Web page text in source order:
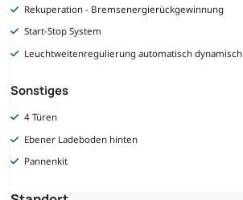
Rekuperation - Bremsenergierückgewinnung
Start-Stop System
Leuchtweitenregulierung automatisch dynamisch
Sonstiges
4 Türen
Ebener Ladeboden hinten
Pannenkit